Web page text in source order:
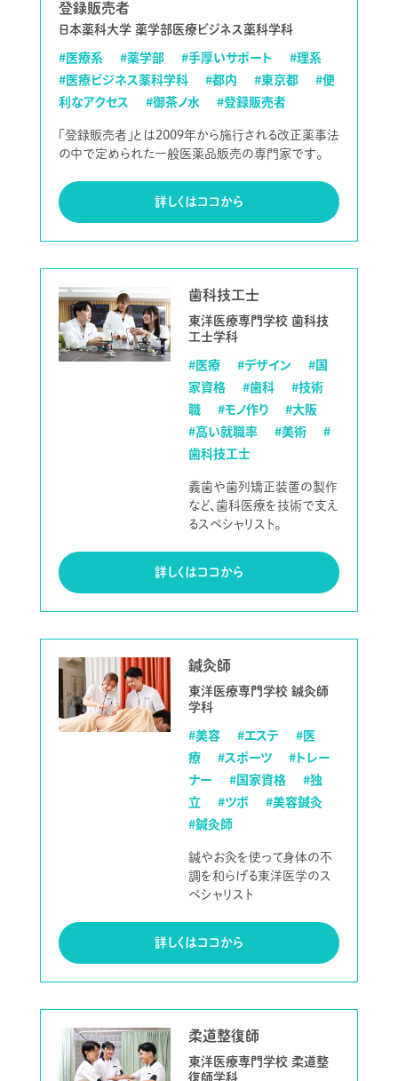
登録販売者
日本薬科大学 薬学部医療ビジネス薬科学科
#医療系 #薬学部 #手厚いサポート
#理系
#医療ビジネス薬科学科
#都内 #東京都
#便
利なアクセス
#御茶ノ水 #登録販売者
「登録販売者」とは2009年から施行される改正薬事法
の中で定められた一般医薬品販売の専門家です。
詳しくはココから
歯科技工士
東洋医療専門学校 歯科技
工士学科
#医療 #デザイン
#国
家資格
#歯科
#技術
職
#モノ作り
#大阪
#高い就職率
#美術
#
歯科技工士
義歯や歯列矯正装置の製作
など、歯科医療を技術で支え
るスペシャリスト。
詳しくはココから
鍼灸師
東洋医療専門学校 鍼灸師
学科
#美容 #エステ
#医
療
#スポーツ
#トレー
ナー
#国家資格
#独
立
#ツボ
#美容鍼灸
#鍼灸師
鍼やお灸を使って身体の不
調を和らげる東洋医学のス
ペシャリスト
詳しくはココから
柔道整復師
東洋医療専門学校 柔道整
復師学科